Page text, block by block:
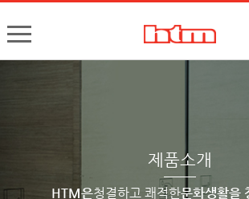
제품소개
HTM은청결하고 쾌적한문화생활을